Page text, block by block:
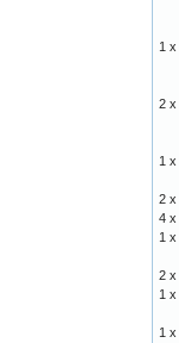
1 x
2 x
1 x
2 x
4 x
1 x
2 x
1 x
1 x